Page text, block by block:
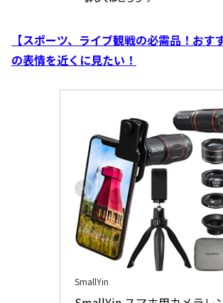
【スポーツ、ライブ観戦の必需品！おす
の表情を近くに見たい！
SmallYin